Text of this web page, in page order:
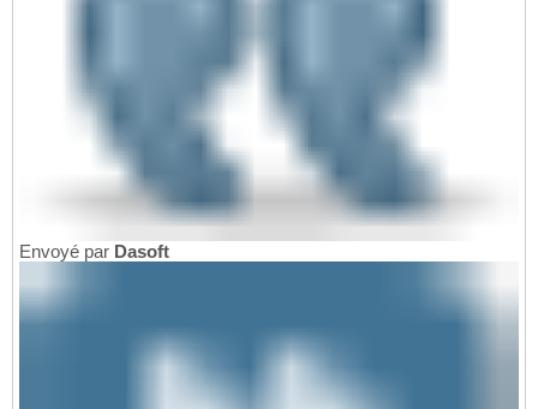
Envoyé par Dasoft